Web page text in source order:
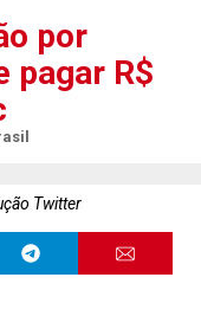
por
pagar R$
Twitter